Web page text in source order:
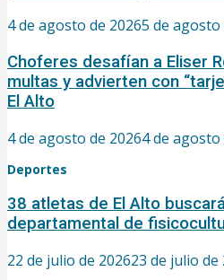
4 de agosto de 20265 de agosto
Choferes desafían a Eliser
multas y advierten con
El Alto
4 de agosto de 20264 de agosto
Deportes
38 atletas de El Alto
departamental de
22 de julio de 202623 de julio de